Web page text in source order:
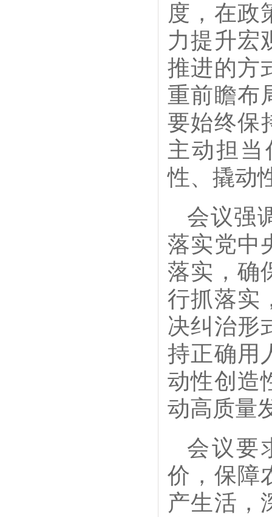
度，在政
力提升宏
推进的方
重前瞻布
要始终保
主动担
性、撬动
会议强
落实党中
落实，确
行抓落实
决纠治形
持正确用
动性创造
动高质量
会议要
价，保障
产生活，